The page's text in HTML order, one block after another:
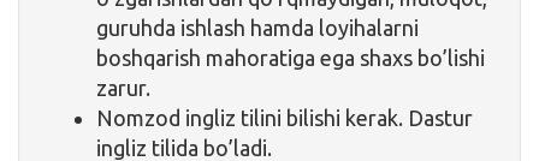
guruhda ishlash hamda loyihalarni
boshqarish mahoratiga ega shaxs bo’lishi
zarur.
Nomzod ingliz tilini bilishi kerak. Dastur
ingliz tilida bo’ladi.